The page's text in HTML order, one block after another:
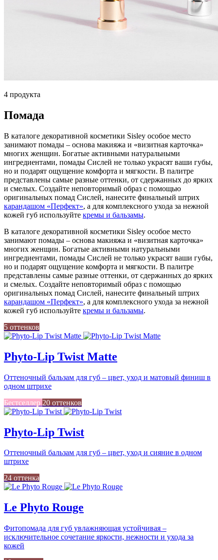
4 продукта
Помада
В каталоге декоративной косметики Sisley особое место
занимают помады – основа макияжа и «визитная карточка»
многих женщин. Богатые активными натуральными
ингредиентами, помады Сислей не только украсят ваши губы,
но и подарят ощущение комфорта и мягкости. В палитре
представлены самые разные оттенки, от сдержанных до ярких
и смелых. Создайте неповторимый образ с помощью
оригинальных помад Сислей, нанесите финальный штрих
карандашом «Перфект», а для комплексного ухода за нежной
кожей губ используйте кремы и бальзамы.
В каталоге декоративной косметики Sisley особое место
занимают помады – основа макияжа и «визитная карточка»
многих женщин. Богатые активными натуральными
ингредиентами, помады Сислей не только украсят ваши губы,
но и подарят ощущение комфорта и мягкости. В палитре
представлены самые разные оттенки, от сдержанных до ярких
и смелых. Создайте неповторимый образ с помощью
оригинальных помад Сислей, нанесите финальный штрих
карандашом «Перфект», а для комплексного ухода за нежной
кожей губ используйте кремы и бальзамы.
5 оттенков
Phyto-Lip Twist Matte
Оттеночный бальзам для губ – цвет, уход и матовый финиш в
одном штрихе
Бестселлер 20 оттенков
Phyto-Lip Twist
Оттеночный бальзам для губ – цвет, уход и сияние в одном
штрихе
24 оттенка
Le Phyto Rouge
Фитопомада для губ увлажняющая устойчивая –
исключительное сочетание яркости, нежности и ухода за
кожей